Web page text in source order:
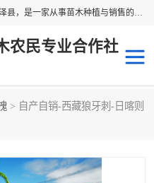
甘肃广恒源苗木农民合作社位于甘肃省临泽县，是一家从事苗木种植与销售的农民合作组织，合作社拥有苗木基地1500多亩，种植苗木品种40多个，年产各类苗木2000多万株。主营：白刺苗、红柳苗、梭梭苗等，我们以“种植一流的苗子，诚信经营”的经营理念，竭诚为每一位客户做优质的服务，欢迎来电咨询！
农民专业合作社
> 自产自销-西藏狼牙刺-日喀则
柠条